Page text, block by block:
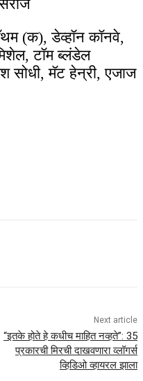
(क), डेव्हॉन कॉनवे,
टॉम ब्लंडेल
सोधी, मॅट हेन्री, एजाज
Next article
“इतके होते हे कधीच माहित नव्हते”: 35
प्रकारची मिरची दाखवणारा व्लॉगर्स
व्हिडिओ व्हायरल झाला